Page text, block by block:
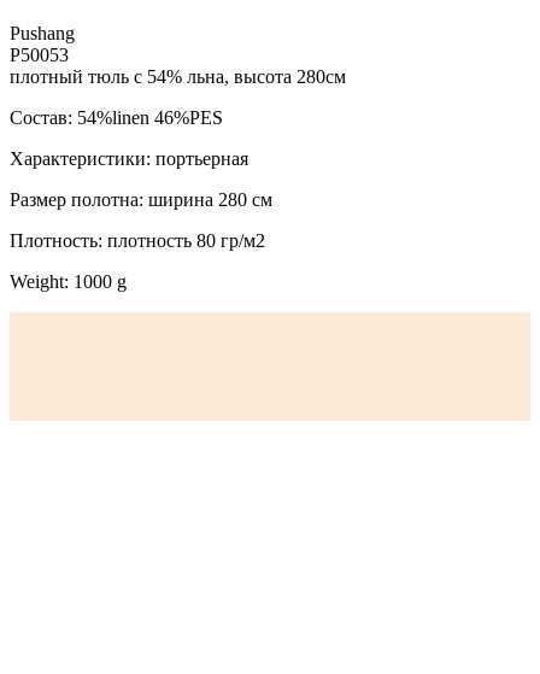
Pushang
P50053
плотный тюль с 54% льна, высота 280см
Состав: 54%linen 46%PES
Характеристики: портьерная
Размер полотна: ширина 280 см
Плотность: плотность 80 гр/м2
Weight: 1000 g